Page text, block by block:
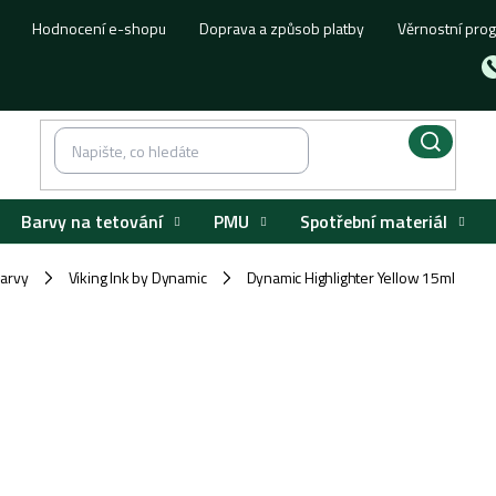
Hodnocení e-shopu Doprava a způsob platby Věrnostní
Barvy na tetování PMU Spotřební materiál
/ Viking Ink by Dynamic / Dynamic Highlighter Yellow 15ml